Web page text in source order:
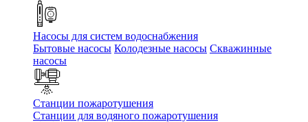
Насосы для систем водоснабжения
Бытовые насосы Колодезные насосы Скважинные
насосы
Станции пожаротушения
Станции для водяного пожаротушения